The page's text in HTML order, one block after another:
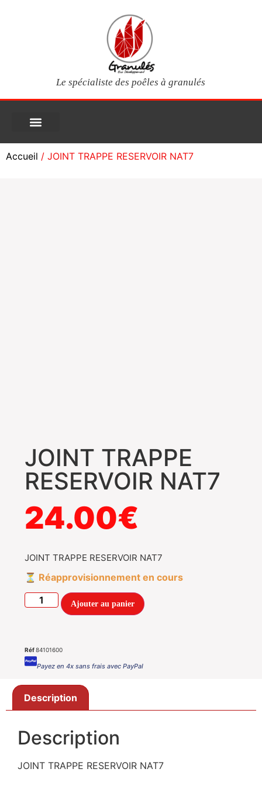
Le spécialiste des poêles à granulés
Accueil / JOINT TRAPPE RESERVOIR NAT7
JOINT TRAPPE
RESERVOIR NAT7
24.00€
JOINT TRAPPE RESERVOIR NAT7
Réapprovisionnement en cours
Ajouter au panier
Réf84101600
Payez en 4x sans frais avec PayPal
Description
Description
JOINT TRAPPE RESERVOIR NAT7